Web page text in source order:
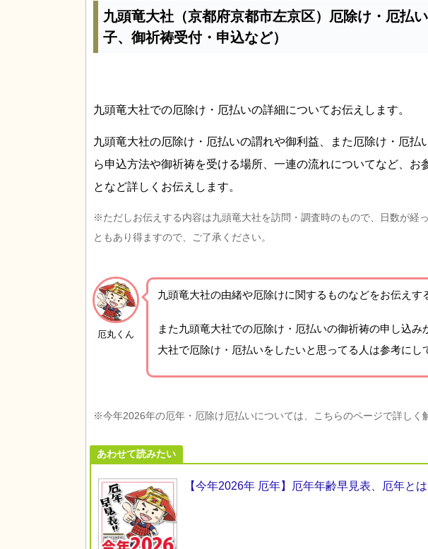
九頭竜大社（京都府京都市左京区）厄除け・厄払
子、御祈祷受付・申込など）
九頭竜大社での厄除け・厄払いの詳細についてお伝えします。
九頭竜大社の厄除け・厄払いの謂れや御利益、また厄除け・厄払
ら申込方法や御祈祷を受ける場所、一連の流れについてなど、お
となど詳しくお伝えします。
※ただしお伝えする内容は九頭竜大社を訪問・調査時のもので、日数が経
ともあり得ますので、ご了承ください。
厄丸くん
九頭竜大社の由緒や厄除けに関するものなどをお伝えす
また九頭竜大社での厄除け・厄払いの御祈祷の申し込
大社で厄除け・厄払いをしたいと思ってる人は参考にし
※今年2026年の厄年・厄除け厄払いについては、こちらのページで詳しく
あわせて読みたい
【今年2026年 厄年】厄年年齢早見表、厄年と